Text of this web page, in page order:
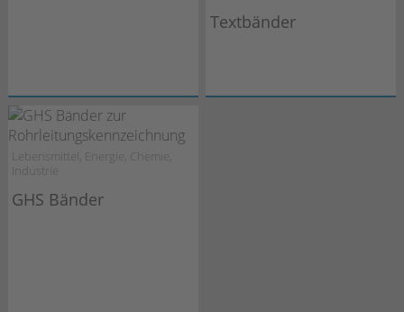
Textbänder
Lebensmittel, Energie, Chemie,
Industrie
GHS Bänder